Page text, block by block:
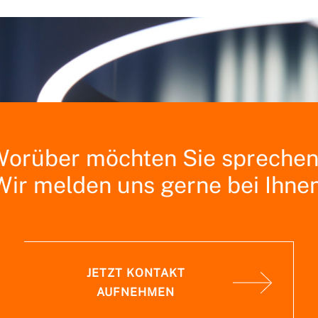
möchten Sie
melden uns gerne bei
JETZT KONTAKT
AUFNEHMEN